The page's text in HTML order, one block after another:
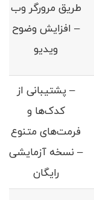
طریق مرورگر وب
– افزایش وضوح
ویدیو
– پشتیبانی از
کدک‌ها و
فرمت‌های متنوع
– نسخه آزمایشی
رایگان